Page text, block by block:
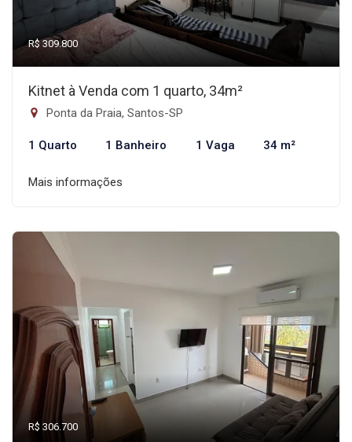
R$ 309.800
Kitnet à Venda com 1 quarto, 34m²
Ponta da Praia, Santos-SP
1 Quarto 1 Banheiro 1 Vaga 34 m²
Mais informações
R$ 306.700